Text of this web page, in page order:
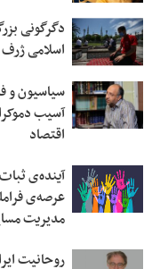
دگرگونی
اسلامی ژرف
سیاسیون و
آسیب
اقتصاد
آینده‌ی
عرصه‌ی
مدیریت
روحانیت